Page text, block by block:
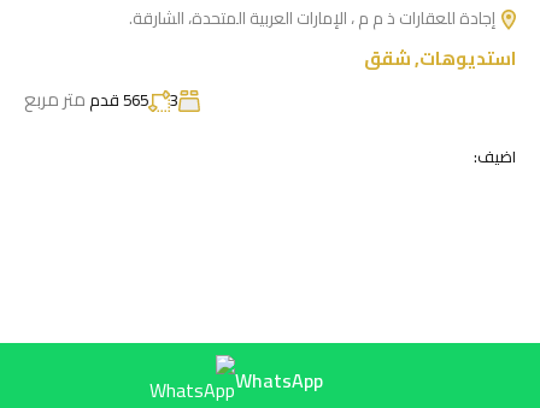
إجادة للعقارات ذ م م ، الإمارات العربية المتحدة، الشارقة.
استديوهات,شقق
3 565 قدم متر مربع
اضيف:
WhatsApp